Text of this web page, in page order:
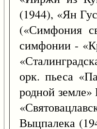
(1944), «Ян
(«Симфония
симфонии -
орк. пьеса
родной
Выцпалека